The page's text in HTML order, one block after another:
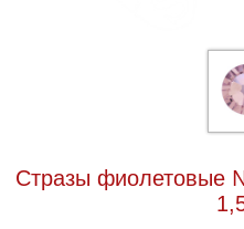
Стразы фиолетовые